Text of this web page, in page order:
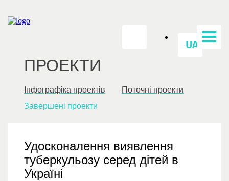
UA
ПРОЕКТИ
Інфографіка проектів
Поточні проекти
Завершені проекти
Удосконалення виявлення
туберкульозу серед дітей в
Україні